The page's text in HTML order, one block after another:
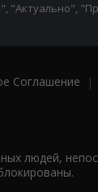
Соглашение |
людей,